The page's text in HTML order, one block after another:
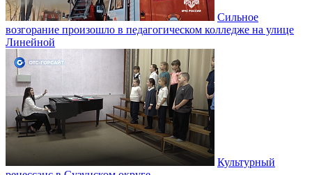
Сильное
возгорание произошло в педагогическом колледже на улице
Линейной
Культурный